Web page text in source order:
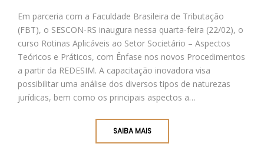
Em parceria com a Faculdade Brasileira de Tributação
(FBT), o SESCON-RS inaugura nessa quarta-feira (22/02), o
curso Rotinas Aplicáveis ao Setor Societário – Aspectos
Teóricos e Práticos, com Ênfase nos novos Procedimentos
a partir da REDESIM. A capacitação inovadora visa
possibilitar uma análise dos diversos tipos de naturezas
jurídicas, bem como os principais aspectos a…
SAIBA MAIS